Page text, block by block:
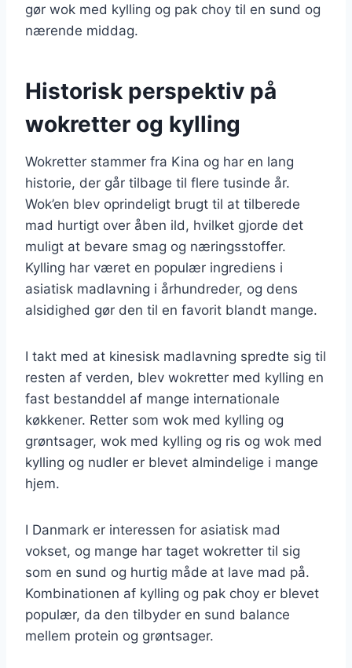
gør wok med kylling og pak choy til en sund og
nærende middag.
Historisk perspektiv på
wokretter og kylling
Wokretter stammer fra Kina og har en lang
historie, der går tilbage til flere tusinde år.
Wok’en blev oprindeligt brugt til at tilberede
mad hurtigt over åben ild, hvilket gjorde det
muligt at bevare smag og næringsstoffer.
Kylling har været en populær ingrediens i
asiatisk madlavning i århundreder, og dens
alsidighed gør den til en favorit blandt mange.
I takt med at kinesisk madlavning spredte sig til
resten af verden, blev wokretter med kylling en
fast bestanddel af mange internationale
køkkener. Retter som wok med kylling og
grøntsager, wok med kylling og ris og wok med
kylling og nudler er blevet almindelige i mange
hjem.
I Danmark er interessen for asiatisk mad
vokset, og mange har taget wokretter til sig
som en sund og hurtig måde at lave mad på.
Kombinationen af kylling og pak choy er blevet
populær, da den tilbyder en sund balance
mellem protein og grøntsager.